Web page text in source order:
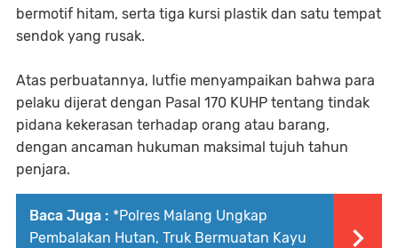
bermotif hitam, serta tiga kursi plastik dan satu tempat
sendok yang rusak.
Atas perbuatannya, lutfie menyampaikan bahwa para
pelaku dijerat dengan Pasal 170 KUHP tentang tindak
pidana kekerasan terhadap orang atau barang,
dengan ancaman hukuman maksimal tujuh tahun
penjara.
Baca Juga : *Polres Malang Ungkap
Pembalakan Hutan, Truk Bermuatan Kayu